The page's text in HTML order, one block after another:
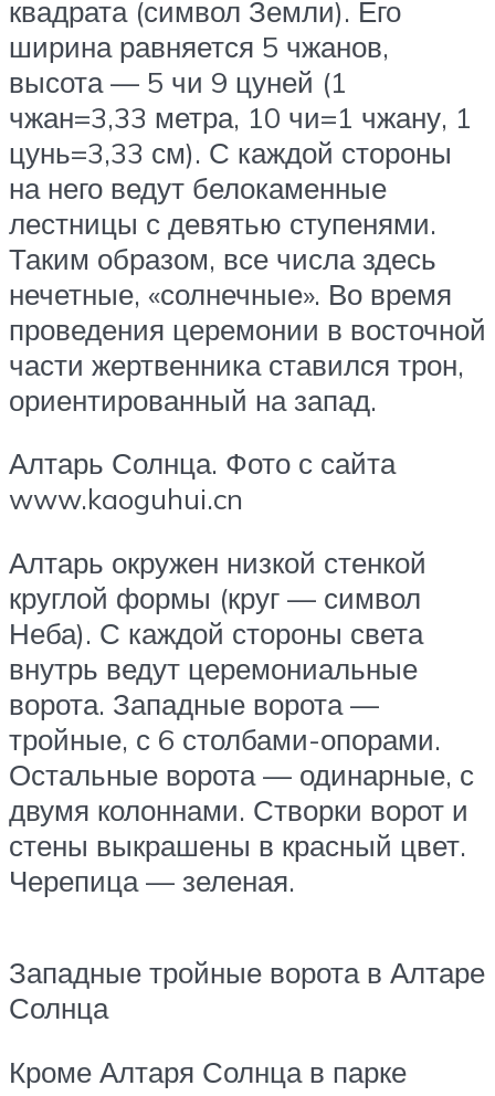
квадрата (символ Земли). Его
ширина равняется 5 чжанов,
высота — 5 чи 9 цуней (1
чжан=3,33 метра, 10 чи=1 чжану, 1
цунь=3,33 см). С каждой стороны
на него ведут белокаменные
лестницы с девятью ступенями.
Таким образом, все числа здесь
нечетные, «солнечные». Во время
проведения церемонии в восточной
части жертвенника ставился трон,
ориентированный на запад.
Алтарь Солнца. Фото с сайта
www.kaoguhui.cn
Алтарь окружен низкой стенкой
круглой формы (круг — символ
Неба). С каждой стороны света
внутрь ведут церемониальные
ворота. Западные ворота —
тройные, с 6 столбами-опорами.
Остальные ворота — одинарные, с
двумя колоннами. Створки ворот и
стены выкрашены в красный цвет.
Черепица — зеленая.
Западные тройные ворота в Алтаре
Солнца
Кроме Алтаря Солнца в парке